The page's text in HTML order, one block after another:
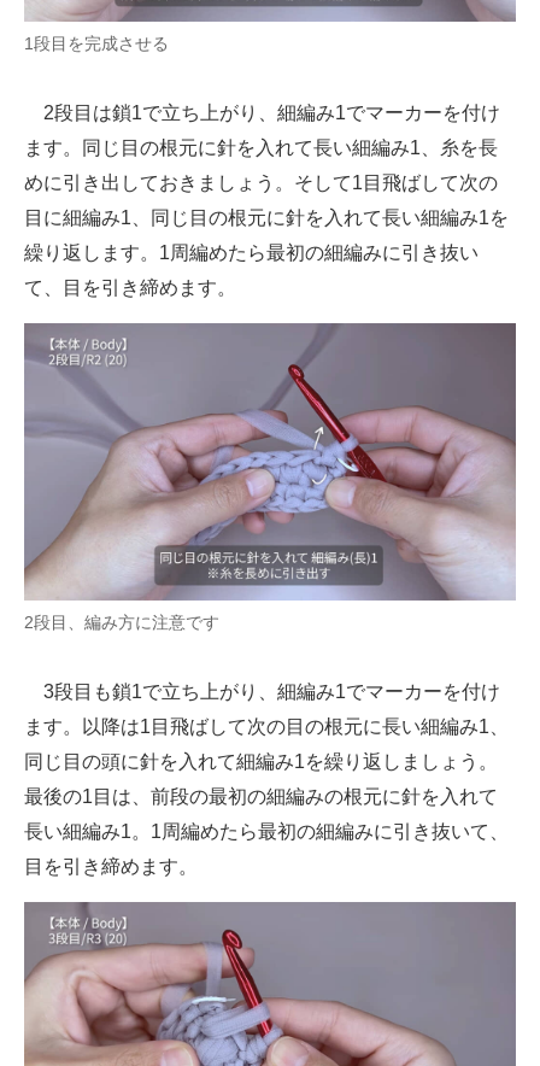
1段目を完成させる
2段目は鎖1で立ち上がり、細編み1でマーカーを付け
ます。同じ目の根元に針を入れて長い細編み1、糸を長
めに引き出しておきましょう。そして1目飛ばして次の
目に細編み1、同じ目の根元に針を入れて長い細編み1を
繰り返します。1周編めたら最初の細編みに引き抜い
て、目を引き締めます。
2段目、編み方に注意です
3段目も鎖1で立ち上がり、細編み1でマーカーを付け
ます。以降は1目飛ばして次の目の根元に長い細編み1、
同じ目の頭に針を入れて細編み1を繰り返しましょう。
最後の1目は、前段の最初の細編みの根元に針を入れて
長い細編み1。1周編めたら最初の細編みに引き抜いて、
目を引き締めます。